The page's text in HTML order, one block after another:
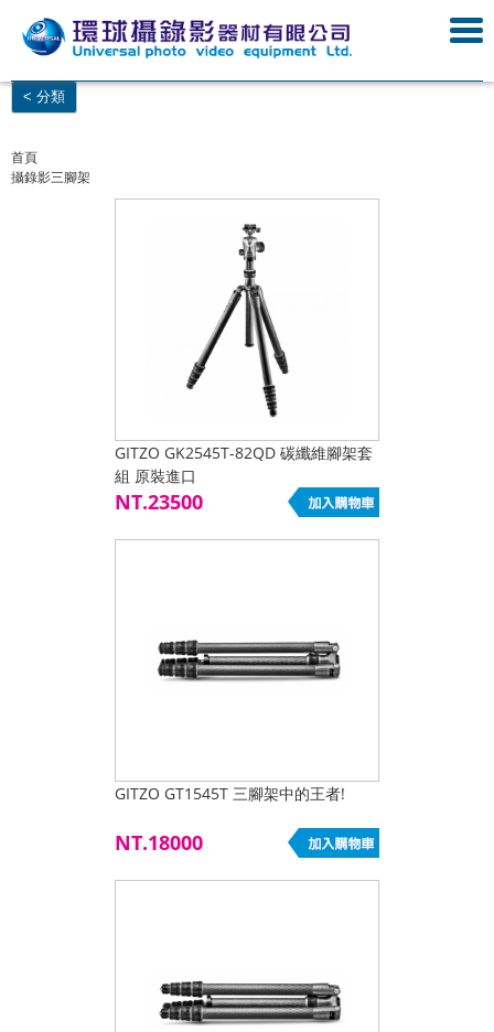
< 分類
首頁
攝錄影三腳架
GITZO GK2545T-82QD 碳纖維腳架套
組 原裝進口
NT.23500
GITZO GT1545T 三腳架中的王者!
NT.18000